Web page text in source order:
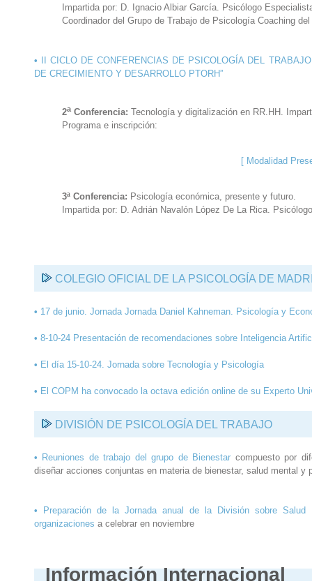
Impartida por: D. Ignacio Albiar García. Psicólogo
Coordinador del Grupo de Trabajo de Psicología Coaching
•
II CICLO DE CONFERENCIAS DE PSICOLOGÍA DEL
DE CRECIMIENTO Y DESARROLLO PTORH”
2a Conferencia: Tecnología y digitalización en RR.HH.
Programa e inscripción:
[ Modalidad
3ª Conferencia: Psicología económica, presente y futuro.
Impartida por: D. Adrián Navalón López De La Rica.
COLEGIO OFICIAL DE LA PSICOLOGÍA DE
• 17 de junio. Jornada Jornada Daniel Kahneman. Psicología y
• 8-10-24 Presentación de recomendaciones sobre Inteligencia
• El día 15-10-24. Jornada sobre Tecnología y Psicología
• El COPM ha convocado la octava edición online de su Experto
DIVISIÓN DE PSICOLOGÍA DEL TRABAJO
• Reuniones de trabajo del grupo de Bienestar compuesto por
diseñar acciones conjuntas en materia de bienestar, salud mental y
•
Preparación de la Jornada anual de la División sobre
organizaciones a celebrar en noviembre
Información Internacional